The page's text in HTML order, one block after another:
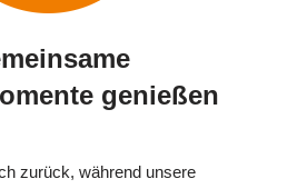
genießen
zurück, während unsere